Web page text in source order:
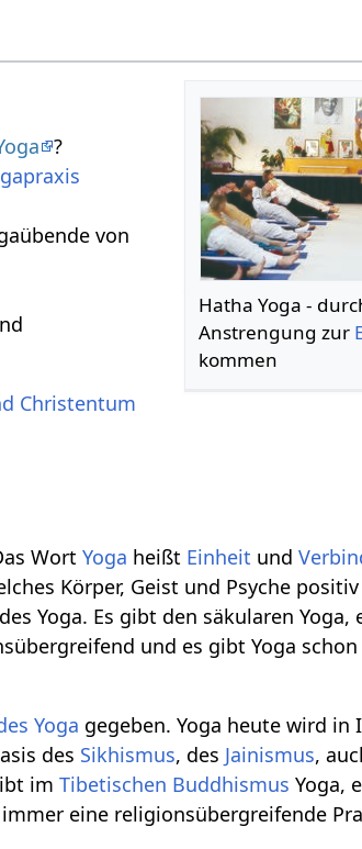
Hatha Yoga -
Anstrengung zur
kommen
?
von
Christentum
WortYoga heißt Einheit und
Körper, Geist und Psyche
Yoga. Es gibt den säkularen Yoga,
und es gibt Yoga
Yoga gegeben. Yoga heute wird in
des Sikhismus, des Jainismus,
imTibetischen Buddhismus Yoga,
eine religionsübergreifende